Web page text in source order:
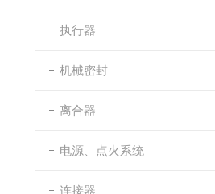
执行器
机械密封
离合器
电源、点火系统
连接器